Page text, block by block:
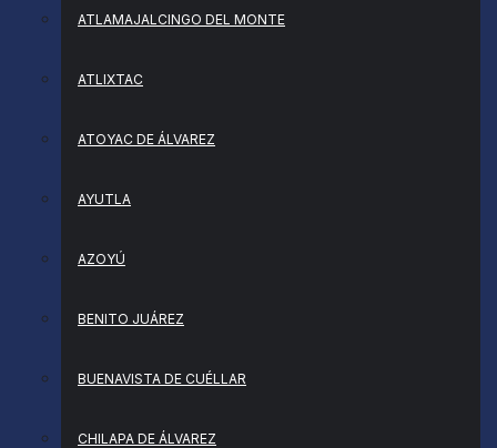
ATLAMAJALCINGO DEL MONTE
ATLIXTAC
ATOYAC DE ÁLVAREZ
AYUTLA
AZOYÚ
BENITO JUÁREZ
BUENAVISTA DE CUÉLLAR
CHILAPA DE ÁLVAREZ